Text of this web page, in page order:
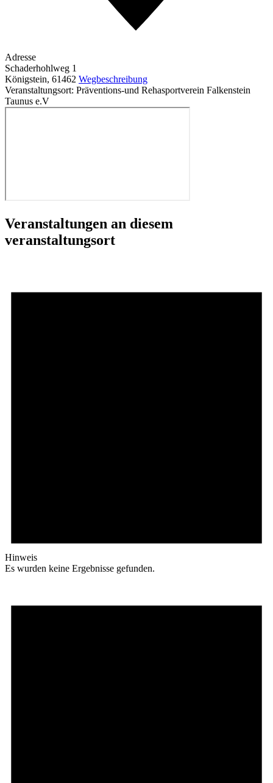
Adresse
Schaderhohlweg 1
Königstein, 61462 Wegbeschreibung
Veranstaltungsort: Präventions-und Rehasportverein Falkenstein
Taunus e.V
Veranstaltungen an diesem
veranstaltungsort
Hinweis
Es wurden keine Ergebnisse gefunden.